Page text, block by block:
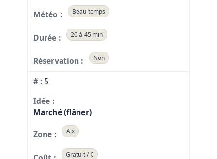
Beau temps
20 à 45 min
Non
5
Marché (flâner)
Aix
Gratuit / €